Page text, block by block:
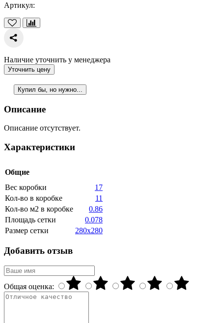
Артикул:
Наличие уточнить у менеджера
Уточнить цену
Купил бы, но нужно...
Описание
Описание отсутствует.
Характеристики
Общие
Вес коробки
17
Кол-во в коробке
11
Кол-во м2 в коробке
0.86
Площадь сетки
0.078
Размер сетки
280x280
Добавить отзыв
Общая оценка: